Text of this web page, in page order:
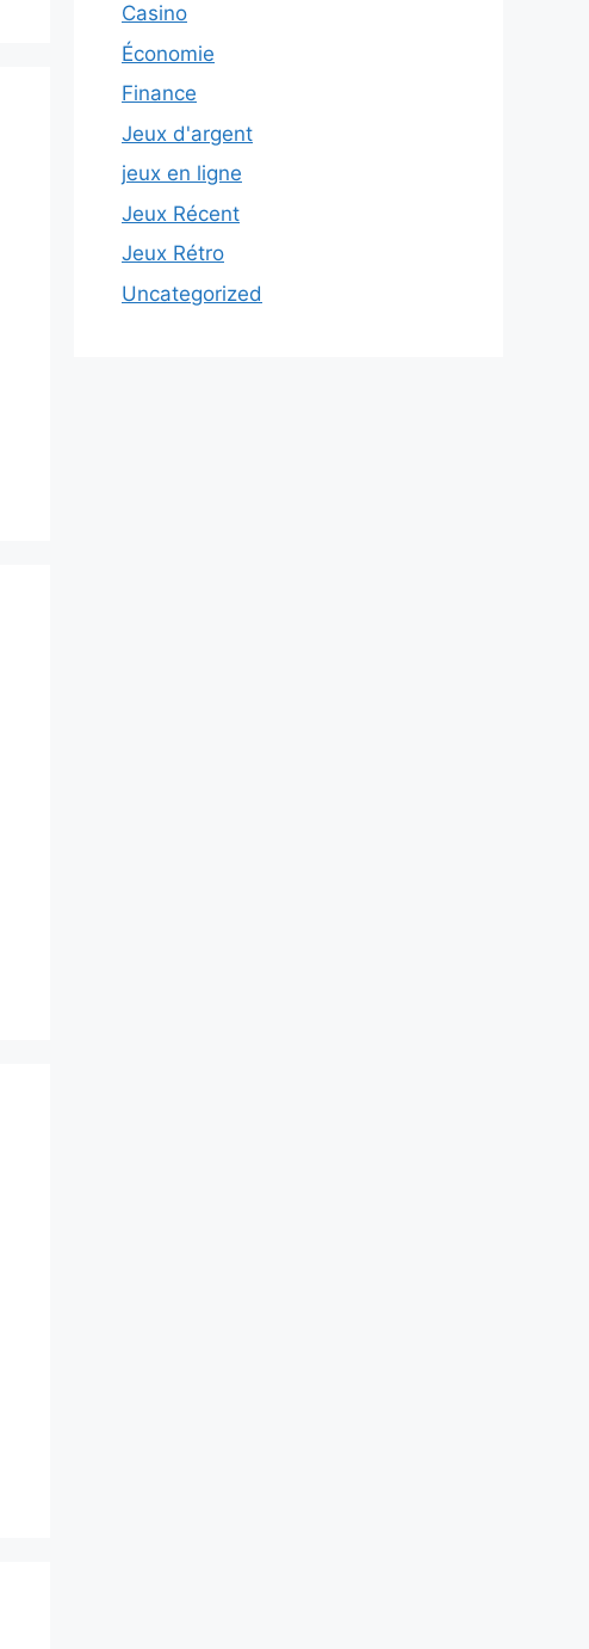
Casino
Économie
Finance
Jeux d'argent
jeux en ligne
Jeux Récent
Jeux Rétro
Uncategorized